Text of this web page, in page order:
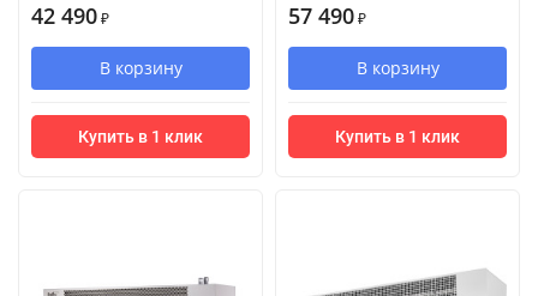
42 490 ₽
В корзину
Купить в 1 клик
57 490 ₽
В корзину
Купить в 1 клик